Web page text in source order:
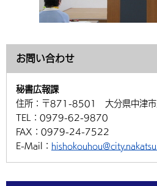
お問い合わせ
秘書広報課
住所： 〒871-8501 大分県中津市
TEL： 0979-62-9870
FAX： 0979-24-7522
E-Mail：